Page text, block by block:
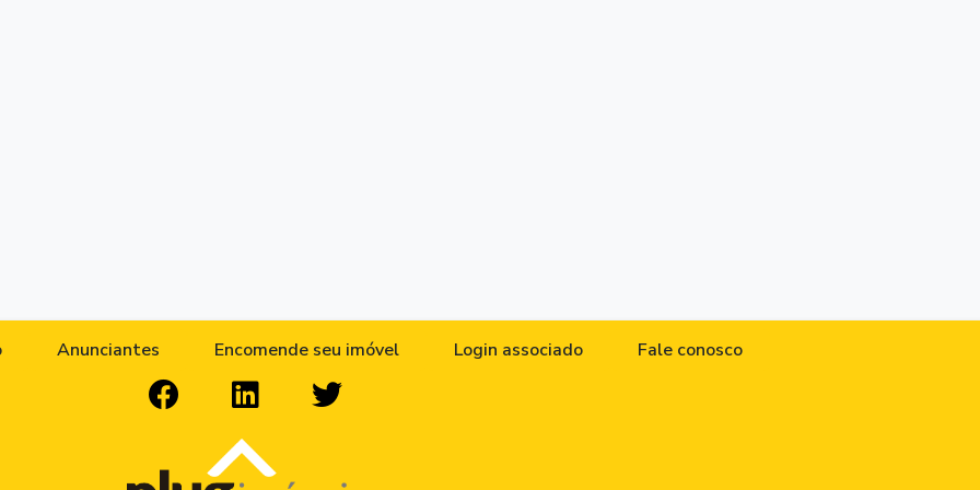
Anunciantes Encomende seu imóvel Login associado Fale conosco